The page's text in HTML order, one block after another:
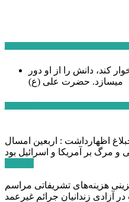
كند، دانش را از او دور
میسازد. حضرت علی (ع)
اظهارداشت : اربعین امسال
هزینه‌های تشریفاتی مراسم
آزادی زندانیان جرائم غیرعمد